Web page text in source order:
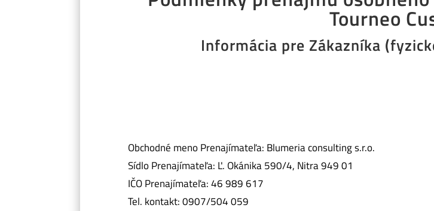
Tourneo
Informácia pre Zákazníka
Obchodné meno Prenajímateľa: Blumeria consulting s.r.o.
Sídlo Prenajímateľa: Ľ. Okánika 590/4, Nitra 949 01
IČO Prenajímateľa: 46 989 617
Tel. kontakt: 0907/504 059